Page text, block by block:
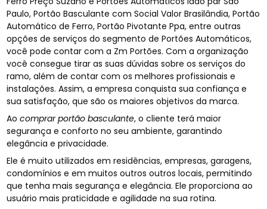
Paulo, Portão Basculante com Social Valor Brasilândia, Portão
Automático de Ferro, Portão Pivotante Ppa, entre outras
opções de serviços do segmento de Portões Automáticos,
você pode contar com a Zm Portões. Com a organização
você consegue tirar as suas dúvidas sobre os serviços do
ramo, além de contar com os melhores profissionais e
instalações. Assim, a empresa conquista sua confiança e
sua satisfação, que são os maiores objetivos da marca.
Aocomprar portão basculante, o cliente terá maior
segurança e conforto no seu ambiente, garantindo
elegância e privacidade.
Ele é muito utilizados em residências, empresas, garagens,
condomínios e em muitos outros outros locais, permitindo
que tenha mais segurança e elegância. Ele proporciona ao
usuário mais praticidade e agilidade na sua rotina.